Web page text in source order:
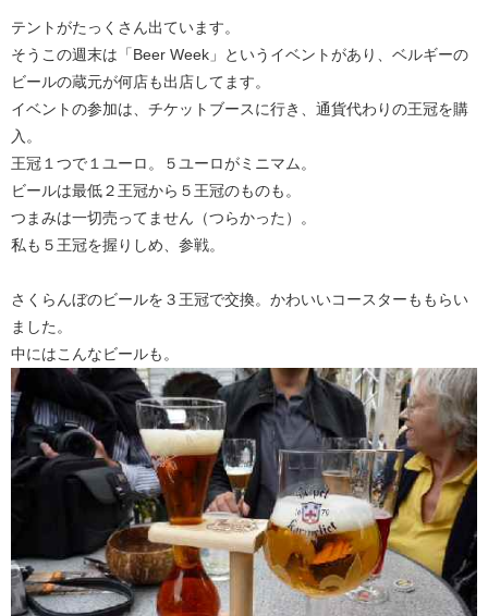
テントがたっくさん出ています。
そうこの週末は「Beer Week」というイベントがあり、ベルギーの
ビールの蔵元が何店も出店してます。
イベントの参加は、チケットブースに行き、通貨代わりの王冠を購
入。
王冠１つで１ユーロ。５ユーロがミニマム。
ビールは最低２王冠から５王冠のものも。
つまみは一切売ってません（つらかった）。
私も５王冠を握りしめ、参戦。
さくらんぼのビールを３王冠で交換。かわいいコースターももらい
ました。
中にはこんなビールも。